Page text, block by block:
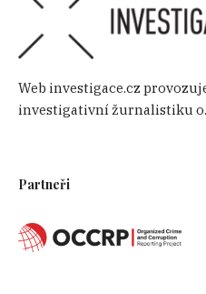
Web investigace.cz
investigativní žurnalistiku
Partneři